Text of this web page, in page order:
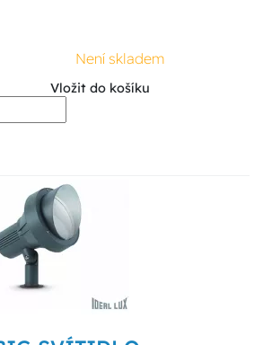
Není skladem
Vložit do košíku